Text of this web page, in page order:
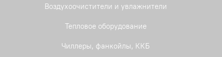
Воздухоочистители и увлажнители
Тепловое оборудование
Чиллеры, фанкойлы, ККБ